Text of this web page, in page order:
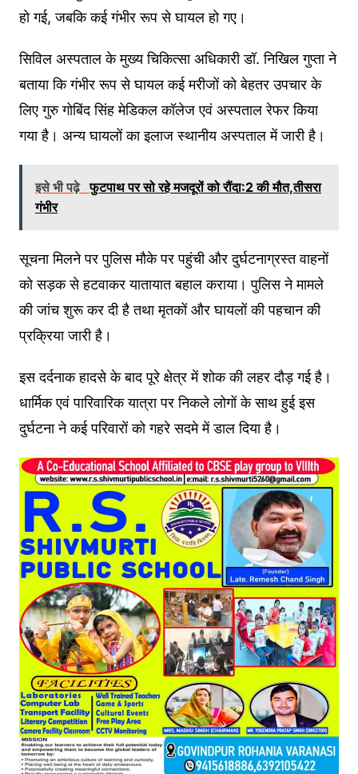
हो गई, जबकि कई गंभीर रूप से घायल हो गए।
सिविल अस्पताल के मुख्य चिकित्सा अधिकारी डॉ. निखिल गुप्ता ने
बताया कि गंभीर रूप से घायल कई मरीजों को बेहतर उपचार के
लिए गुरु गोबिंद सिंह मेडिकल कॉलेज एवं अस्पताल रेफर किया
गया है। अन्य घायलों का इलाज स्थानीय अस्पताल में जारी है।
इसे भी पढ़े फुटपाथ पर सो रहे मजदूरों को रौंदा:2 की मौत,तीसरा
गंभीर
सूचना मिलने पर पुलिस मौके पर पहुंची और दुर्घटनाग्रस्त वाहनों
को सड़क से हटवाकर यातायात बहाल कराया। पुलिस ने मामले
की जांच शुरू कर दी है तथा मृतकों और घायलों की पहचान की
प्रक्रिया जारी है।
इस दर्दनाक हादसे के बाद पूरे क्षेत्र में शोक की लहर दौड़ गई है।
धार्मिक एवं पारिवारिक यात्रा पर निकले लोगों के साथ हुई इस
दुर्घटना ने कई परिवारों को गहरे सदमे में डाल दिया है।